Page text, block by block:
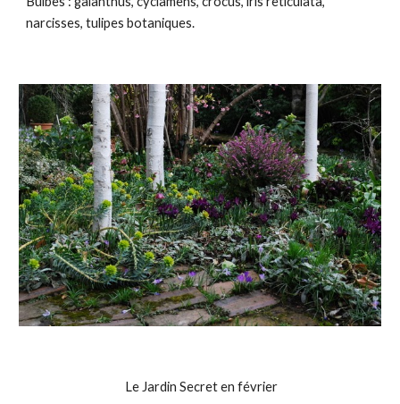
narcisses, tulipes botaniques.
Le Jardin Secret en février